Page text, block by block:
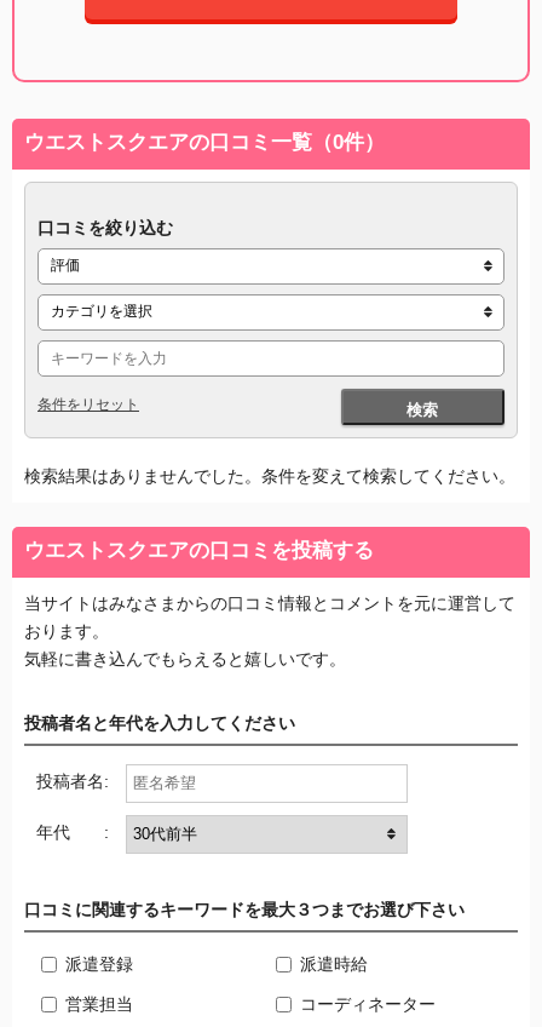
ウエストスクエアの口コミ一覧（0件）
口コミを絞り込む
検索
条件をリセット
検索結果はありませんでした。条件を変えて検索してください。
ウエストスクエアの口コミを投稿する
当サイトはみなさまからの口コミ情報とコメントを元に運営して
おります。
気軽に書き込んでもらえると嬉しいです。
投稿者名と年代を入力してください
投稿者名:
年代 :
口コミに関連するキーワードを最大３つまでお選び下さい
派遣登録 派遣時給
営業担当 コーディネーター